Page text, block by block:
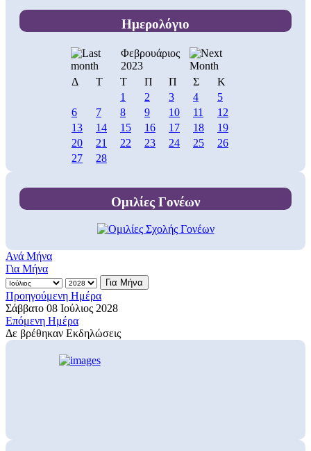
Ημερολόγιο
Φεβρουάριος
2023
Δ
Τ Τ Π Π Σ
Κ
1
2 3 4
5
6
7 8 9 10 11
12
13
14 15 16 17 18
19
20
21 22 23 24 25
26
27
28
Ομιλίες Γονέων
Ανά Μήνα
Για Μήνα
Για Μήνα
Προηγούμενη Ημέρα
Σάββατο 08 Ιούλιος 2028
Επόμενη Ημέρα
Δε βρέθηκαν Εκδηλώσεις